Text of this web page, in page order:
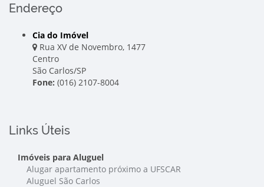
Endereço
Cia do Imóvel
Rua XV de Novembro, 1477
Centro
São Carlos/SP
Fone: (016) 2107-8004
Links Úteis
Imóveis para Aluguel
Alugar apartamento próximo a UFSCAR
Aluguel São Carlos